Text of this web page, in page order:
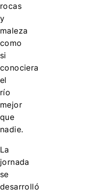
rocas
y
maleza
como
si
conociera
el
río
mejor
que
nadie.
La
jornada
se
desarrolló